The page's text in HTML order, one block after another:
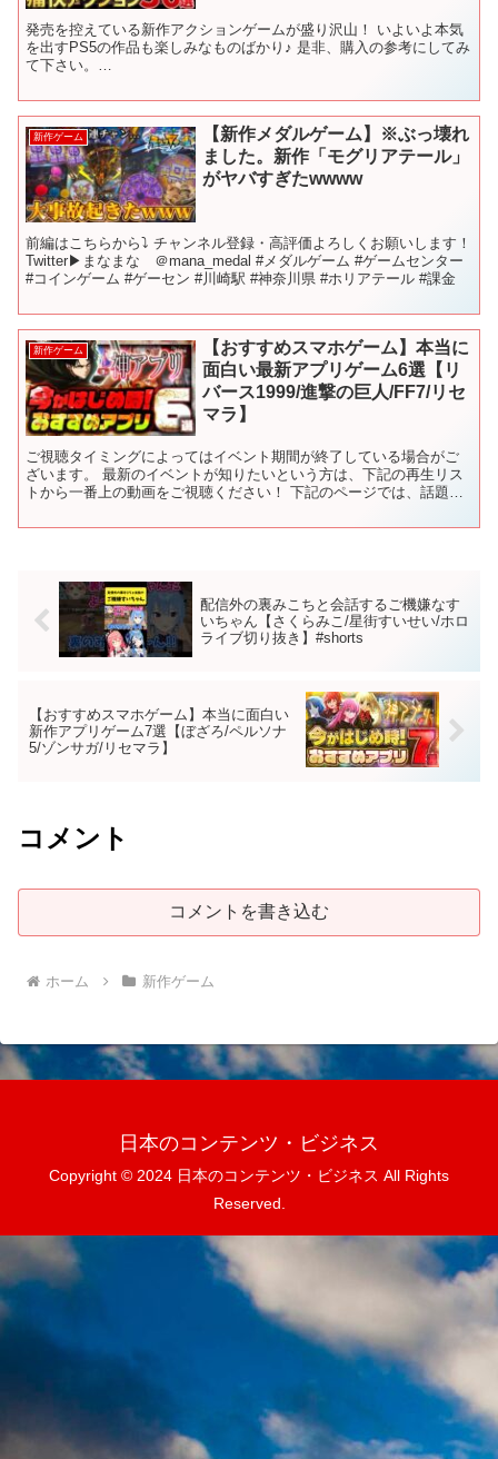
発売を控えている新作アクションゲームが盛り沢山！ いよいよ本気
を出すPS5の作品も楽しみなものばかり♪ 是非、購入の参考にしてみ
て下さい。
スト🎬 新作ゲームをジャンル別にご紹介...
新作ゲーム
【新作メダルゲーム】※ぶっ壊れ
ました。新作「モグリアテール」
がヤバすぎたwwww
前編はこちらから⤵︎ チャンネル登録・高評価よろしくお願いします！
Twitter▶︎まなまな ＠mana_medal #メダルゲーム #ゲームセンター
#コインゲーム #ゲーセン #川崎駅 #神奈川県 #ホリアテール #課金
新作ゲーム
【おすすめスマホゲーム】本当に
面白い最新アプリゲーム6選【リ
バース1999/進撃の巨人/FF7/リセ
マラ】
ご視聴タイミングによってはイベント期間が終了している場合がご
ざいます。 最新のイベントが知りたいという方は、下記の再生リス
トから一番上の動画をご視聴ください！ 下記のページでは、話題の
配信外の裏みこちと会話するご機嫌なす
いちゃん【さくらみこ/星街すいせい/ホロ
ライブ切り抜き】#shorts
【おすすめスマホゲーム】本当に面白い
新作アプリゲーム7選【ぼざろ/ペルソナ
5/ゾンサガ/リセマラ】
コメント
コメントを書き込む
ホーム 新作ゲーム
日本のコンテンツ・ビジネス
Copyright © 2024 日本のコンテンツ・ビジネス All Rights
Reserved.